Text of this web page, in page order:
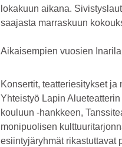
lokakuun aikana.
saajasta marraskuun
Aikaisempien vuosien
Konsertit, teatteriesitykset
Yhteistyö Lapin
kouluun -hankkeen,
monipuolisen
esiintyjäryhmät rikastuttavat